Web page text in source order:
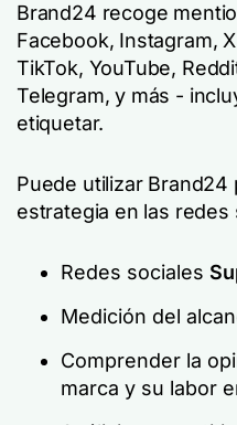
Brand24 recoge
Facebook, Instagram,
TikTok, YouTube,
Telegram, y más -
etiquetar.
Puede utilizar Brand24
estrategia en las redes
Redes sociales
Medición del
Comprender la
marca y su labor